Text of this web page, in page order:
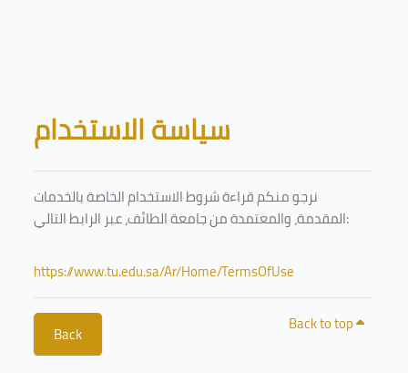
Blocks
سياسة الاستخدام
نرجو منكم قراءة شروط الاستخدام الخاصة بالخدمات
المقدمة، والمعتمدة من جامعة الطائف، عبر الرابط التالي:
https://www.tu.edu.sa/Ar/Home/TermsOfUse
Back Back to top